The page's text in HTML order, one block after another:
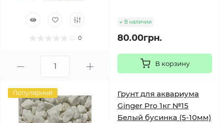
0
В наличии
80.00грн.
В корзину
Популярный
Грунт для аквариума
Ginger Pro 1кг №15
Белый бусинка (5-10мм)